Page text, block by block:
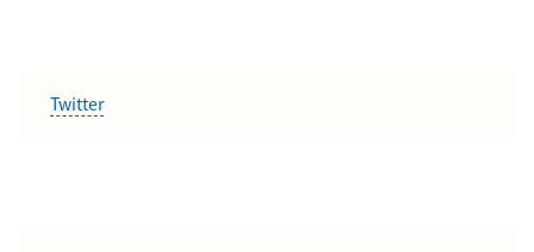
Twitter